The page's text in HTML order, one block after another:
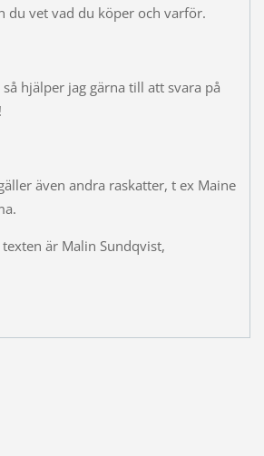
du vet vad du köper och varför.
hjälper jag gärna till att svara på
även andra raskatter, t ex Maine
är Malin Sundqvist,